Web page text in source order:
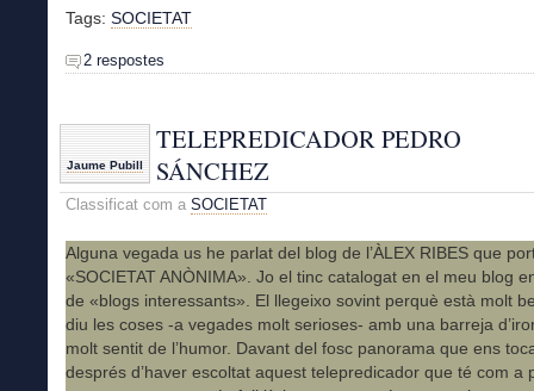
Tags: SOCIETAT
2 respostes
Jaume Pubill
TELEPREDICADOR PEDRO
SÁNCHEZ
Classificat com a SOCIETAT
Alguna vegada us he parlat del blog de l’ÀLEX RIBES que
«SOCIETAT ANÒNIMA». Jo el tinc catalogat en el meu blog
de «blogs interessants». El llegeixo sovint perquè està molt
diu les coses -a vegades molt serioses- amb una barreja
molt sentit de l’humor. Davant del fosc panorama que ens
després d’haver escoltat aquest telepredicador que té com a